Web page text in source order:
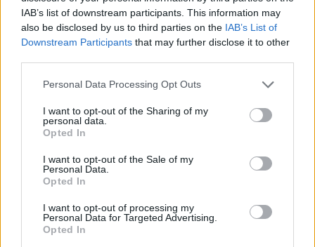
IAB’s list of downstream participants. This information may
also be disclosed by us to third parties on the IAB’s List of
Downstream Participants that may further disclose it to other
Please note that this website/app uses one or more Google
not limited to your visit or usage behaviour. You may click to
grant or deny consent to Google and its third-party tags to
use your data for below specified purposes in below Google
consent section.
Personal Data Processing Opt Outs
I want to opt-out of the Sharing of my
personal data.
Opted In
I want to opt-out of the Sale of my
Personal Data.
Opted In
I want to opt-out of processing my
Personal Data for Targeted Advertising.
Opted In
Bavagli con tasca monouso impermeabili in PE +
carta - 37x70cm - confezione da 100 pezzi -
PHARMAFIORE
4,99 € (iva esclusa)
impermeabile, con lacci di chiusura al collo...
( 0 recensioni )